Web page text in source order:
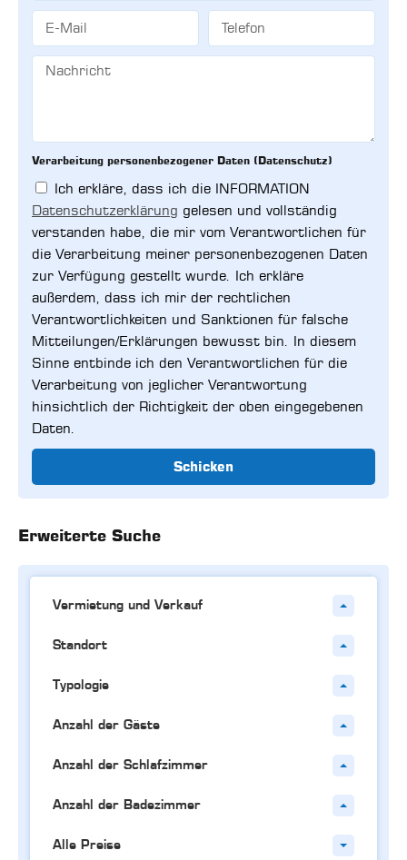
Verarbeitung personenbezogener Daten (Datenschutz)
Ich erkläre, dass ich die INFORMATION
Datenschutzerklärung gelesen und vollständig
verstanden habe, die mir vom Verantwortlichen für
die Verarbeitung meiner personenbezogenen Daten
zur Verfügung gestellt wurde. Ich erkläre
außerdem, dass ich mir der rechtlichen
Verantwortlichkeiten und Sanktionen für falsche
Mitteilungen/Erklärungen bewusst bin. In diesem
Sinne entbinde ich den Verantwortlichen für die
Verarbeitung von jeglicher Verantwortung
hinsichtlich der Richtigkeit der oben eingegebenen
Daten.
Schicken
Erweiterte Suche
Vermietung und Verkauf
Standort
Typologie
Anzahl der Gäste
Anzahl der Schlafzimmer
Anzahl der Badezimmer
Alle Preise